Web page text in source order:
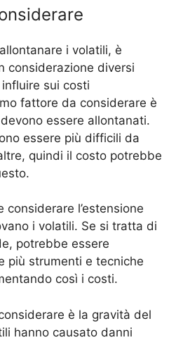
i volatili, è
considerazione diversi
sui costi
fattore da considerare è
essere allontanati.
essere più difficili da
quindi il costo potrebbe
l’estensione
i volatili. Se si tratta di
potrebbe essere
più strumenti e tecniche
così i costi.
è la gravità del
hanno causato danni